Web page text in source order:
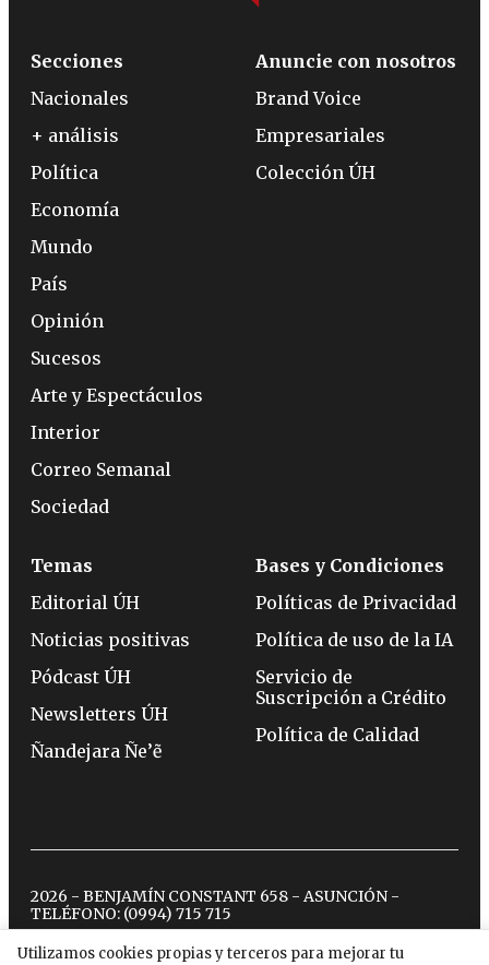
Utilizamos cookies propias y terceros para mejorar tu
Secciones
Nacionales
+ análisis
Política
Economía
Mundo
País
Opinión
Sucesos
Arte y Espectáculos
Interior
Correo Semanal
Sociedad
Anuncie con nosotros
Brand Voice
Empresariales
Colección ÚH
Temas
Editorial ÚH
Noticias positivas
Pódcast ÚH
Newsletters ÚH
Ñandejara Ñe’ẽ
Bases y Condiciones
Políticas de Privacidad
Política de uso de la IA
Servicio de
Suscripción a Crédito
Política de Calidad
2026 - BENJAMÍN CONSTANT 658 - ASUNCIÓN -
TELÉFONO: (0994) 715 715